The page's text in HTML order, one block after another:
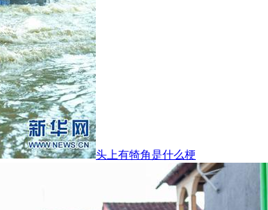
头上有犄角是什么梗